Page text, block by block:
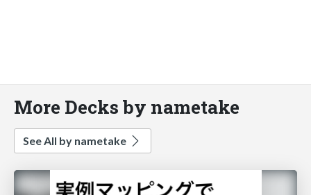
More Decks by nametake
See All by nametake